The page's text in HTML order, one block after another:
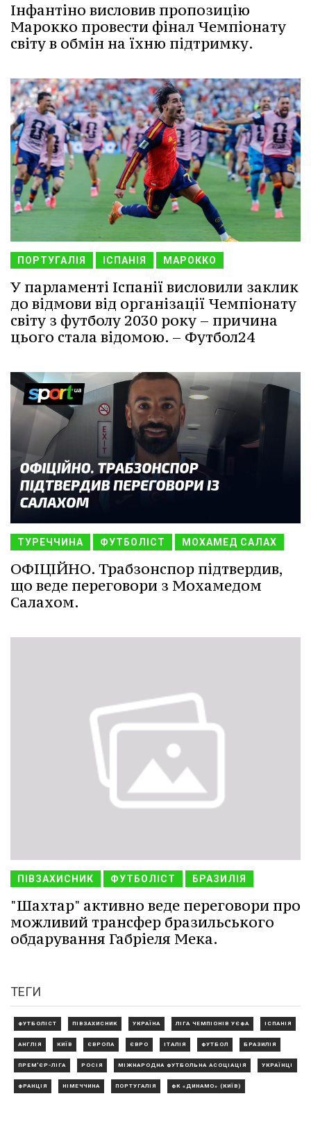
Інфантіно висловив пропозицію
Марокко провести фінал Чемпіонату
світу в обмін на їхню підтримку.
ПОРТУГАЛІЯ ІСПАНІЯ МАРОККО
У парламенті Іспанії висловили заклик
до відмови від організації Чемпіонату
світу з футболу 2030 року – причина
цього стала відомою. – Футбол24
ТУРЕЧЧИНА ФУТБОЛІСТ МОХАМЕД САЛАХ
ОФІЦІЙНО. Трабзонспор підтвердив,
що веде переговори з Мохамедом
Салахом.
ПІВЗАХИСНИК ФУТБОЛІСТ БРАЗИЛІЯ
"Шахтар" активно веде переговори про
можливий трансфер бразильського
обдарування Габріеля Мека.
ТЕГИ
ФУТБОЛІСТ ПІВЗАХИСНИК УКРАЇНА ЛІГА ЧЕМПІОНІВ УЄФА ІСПАНІЯ
АНГЛІЯ КИЇВ ЄВРОПА ЄВРО ІТАЛІЯ ФУТБОЛ БРАЗИЛІЯ
ПРЕМ'ЄР-ЛІГА РОСІЯ МІЖНАРОДНА ФУТБОЛЬНА АСОЦІАЦІЯ УКРАЇНЦІ
ФРАНЦІЯ НІМЕЧЧИНА ПОРТУГАЛІЯ ФК «ДИНАМО» (КИЇВ)